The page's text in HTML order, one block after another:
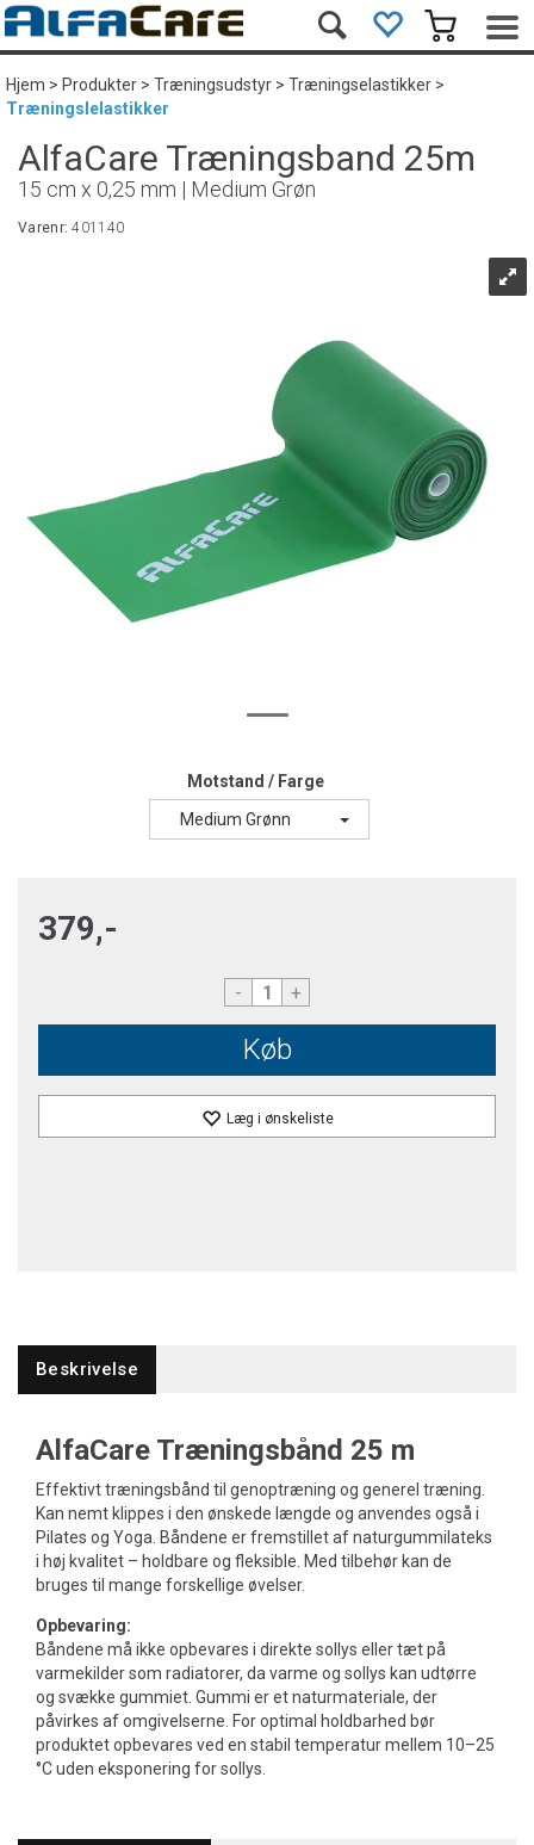
Hjem>Produkter>Træningsudstyr>Træningselastikker>
Træningslelastikker
AlfaCare Træningsband 25m
15 cm x 0,25 mm | Medium Grøn
Varenr:401140
Motstand / Farge
Medium Grønn
379,-
- +
Køb
Læg i ønskeliste
Beskrivelse
AlfaCare Træningsbånd 25 m
Effektivt træningsbånd til genoptræning og generel træning.
Kan nemt klippes i den ønskede længde og anvendes også i
Pilates og Yoga. Båndene er fremstillet af naturgummilateks
i høj kvalitet – holdbare og fleksible. Med tilbehør kan de
bruges til mange forskellige øvelser.
Opbevaring:
Båndene må ikke opbevares i direkte sollys eller tæt på
varmekilder som radiatorer, da varme og sollys kan udtørre
og svække gummiet. Gummi er et naturmateriale, der
påvirkes af omgivelserne. For optimal holdbarhed bør
produktet opbevares ved en stabil temperatur mellem 10–25
°C uden eksponering for sollys.